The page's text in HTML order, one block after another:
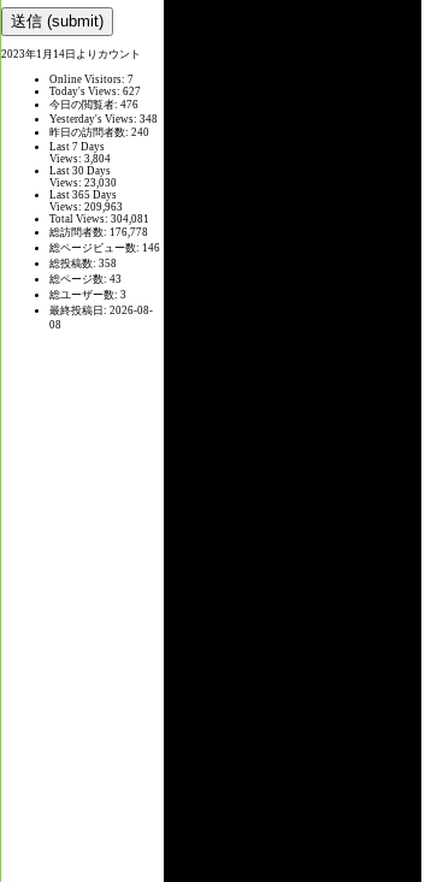
2023年1月14日よりカウント
Online Visitors: 7
Today's Views: 627
今日の閲覧者: 476
Yesterday's Views: 348
昨日の訪問者数: 240
Last 7 Days
Views: 3,804
Last 30 Days
Views: 23,030
Last 365 Days
Views: 209,963
Total Views: 304,081
総訪問者数: 176,778
総ページビュー数: 146
総投稿数: 358
総ページ数: 43
総ユーザー数: 3
最終投稿日: 2026-08-
08